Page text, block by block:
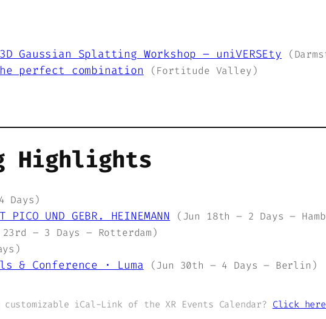
Gaussian Splatting Workshop – uniVERSEty
perfect combination (Fortitude Valley)
Highlights
Days)
UND GEBR. HEINEMANN (Jun 18th – 2 Days –
– 3 Days – Rotterdam)
& Conference · Luma (Jun 30th – 4 Days – Berlin)
iCal-Link of the XR Events Calendar? Click